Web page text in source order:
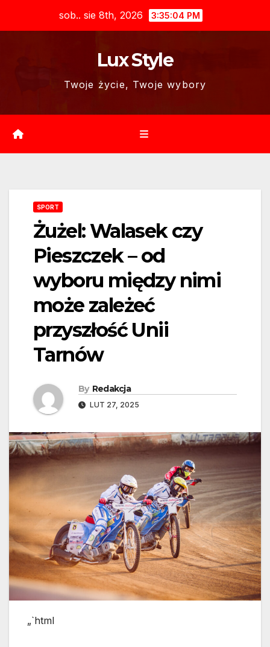
sob.. sie 8th, 2026 3:35:05 PM
Lux Style
Twoje życie, Twoje wybory
SPORT
Żużel: Walasek czy
Pieszczek – od
wyboru między nimi
może zależeć
przyszłość Unii
Tarnów
By Redakcja
LUT 27, 2025
„`html